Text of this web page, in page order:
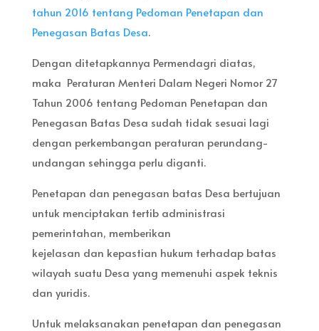
tahun 2016 tentang Pedoman Penetapan dan
Penegasan Batas Desa.
Dengan ditetapkannya Permendagri diatas,
maka Peraturan Menteri Dalam Negeri Nomor 27
Tahun 2006 tentang Pedoman Penetapan dan
Penegasan Batas Desa sudah tidak sesuai lagi
dengan perkembangan peraturan perundang-
undangan sehingga perlu diganti.
Penetapan dan penegasan batas Desa bertujuan
untuk menciptakan tertib administrasi
pemerintahan, memberikan
kejelasan dan kepastian hukum terhadap batas
wilayah suatu Desa yang memenuhi aspek teknis
dan yuridis.
Untuk melaksanakan penetapan dan penegasan